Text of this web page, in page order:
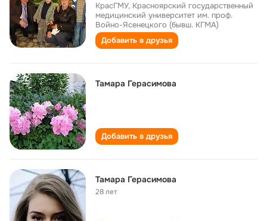
КрасГМУ, Красноярский государственный
медицинский университет им. проф.
Войно-Ясенецкого (бывш. КГМА)
Добавить в друзья
Тамара Герасимова
Добавить в друзья
Тамара Герасимова
28 лет